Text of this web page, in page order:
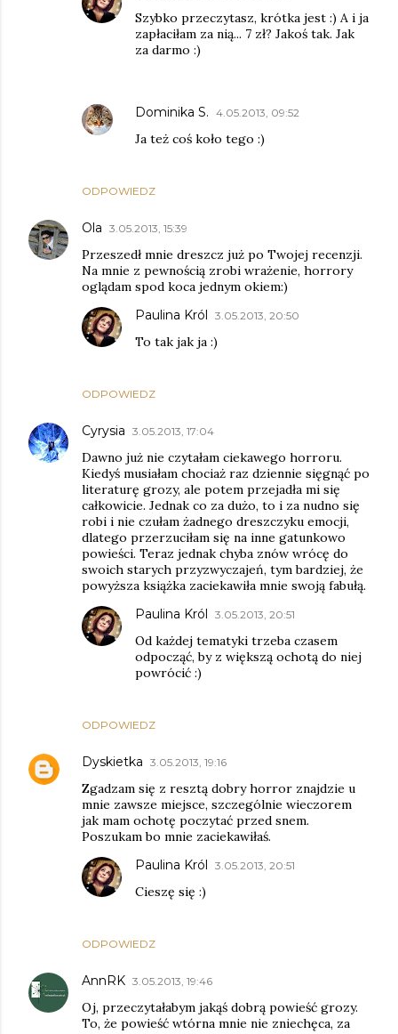
ODPOWIEDZ
Szybko przeczytasz, krótka jest :) A i ja
zapłaciłam za nią... 7 zł? Jakoś tak. Jak
za darmo :)
Dominika S. 4.05.2013, 09:52
Ja też coś koło tego :)
Ola 3.05.2013, 15:39
Przeszedł mnie dreszcz już po Twojej recenzji.
Na mnie z pewnością zrobi wrażenie, horrory
oglądam spod koca jednym okiem:)
ODPOWIEDZ
Paulina Król 3.05.2013, 20:50
To tak jak ja :)
Cyrysia 3.05.2013, 17:04
Dawno już nie czytałam ciekawego horroru.
Kiedyś musiałam chociaż raz dziennie sięgnąć po
literaturę grozy, ale potem przejadła mi się
całkowicie. Jednak co za dużo, to i za nudno się
robi i nie czułam żadnego dreszczyku emocji,
dlatego przerzuciłam się na inne gatunkowo
powieści. Teraz jednak chyba znów wrócę do
swoich starych przyzwyczajeń, tym bardziej, że
powyższa książka zaciekawiła mnie swoją fabułą.
ODPOWIEDZ
Paulina Król 3.05.2013, 20:51
Od każdej tematyki trzeba czasem
odpocząć, by z większą ochotą do niej
powrócić :)
Dyskietka 3.05.2013, 19:16
Zgadzam się z resztą dobry horror znajdzie u
mnie zawsze miejsce, szczególnie wieczorem
jak mam ochotę poczytać przed snem.
Poszukam bo mnie zaciekawiłaś.
ODPOWIEDZ
Paulina Król 3.05.2013, 20:51
Cieszę się :)
AnnRK 3.05.2013, 19:46
Oj, przeczytałabym jakąś dobrą powieść grozy.
To, że powieść wtórna mnie nie zniechęca, za